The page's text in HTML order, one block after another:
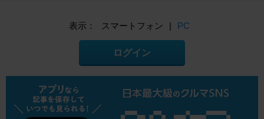
表示： スマートフォン | PC
ログイン